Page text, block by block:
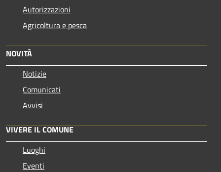
Autorizzazioni
Agricoltura e pesca
NOVITÀ
Notizie
Comunicati
Avvisi
VIVERE IL COMUNE
Luoghi
Eventi